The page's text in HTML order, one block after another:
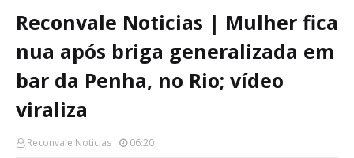
Reconvale Noticias | Mulher fica
nua após briga generalizada em
bar da Penha, no Rio; vídeo
viraliza
Reconvale Noticias 06:20